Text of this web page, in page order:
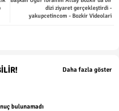
tsap
dizi ziyaret gerçekleştirdi -
yakupcetincom - Bozkir Videolari
Daha fazla göster
bulunamadı